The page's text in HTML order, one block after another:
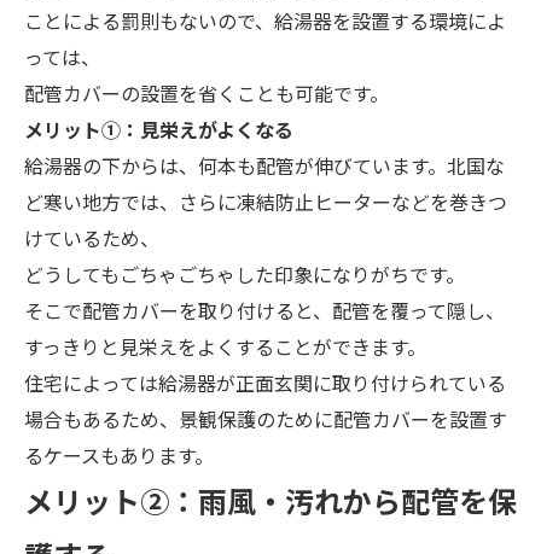
ことによる罰則もないので、給湯器を設置する環境によ
っては、
配管カバーの設置を省くことも可能です。
メリット➀：見栄えがよくなる
給湯器の下からは、何本も配管が伸びています。北国な
ど寒い地方では、さらに凍結防止ヒーターなどを巻きつ
けているため、
どうしてもごちゃごちゃした印象になりがちです。
そこで配管カバーを取り付けると、配管を覆って隠し、
すっきりと見栄えをよくすることができます。
住宅によっては給湯器が正面玄関に取り付けられている
場合もあるため、景観保護のために配管カバーを設置す
るケースもあります。
メリット②： 雨風・汚れから配管を保